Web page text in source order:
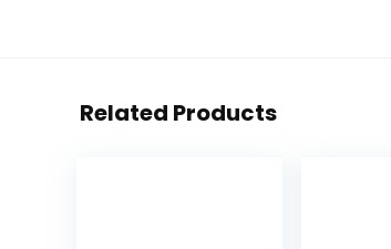
Related Products